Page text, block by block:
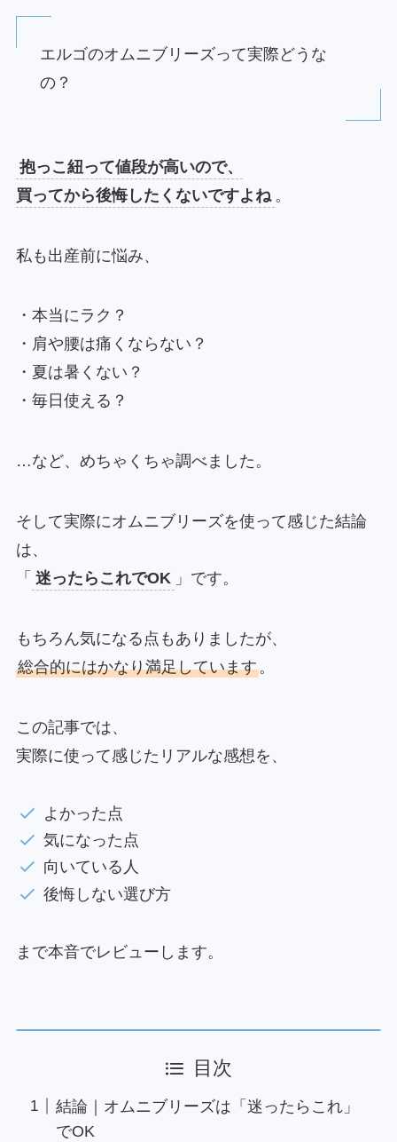
エルゴのオムニブリーズって実際どうな
の？
抱っこ紐って値段が高いので、
買ってから後悔したくないですよね 。
私も出産前に悩み、
・本当にラク？
・肩や腰は痛くならない？
・夏は暑くない？
・毎日使える？
…など、めちゃくちゃ調べました。
そして実際にオムニブリーズを使って感じた結論
は、
「 迷ったらこれでOK 」です。
もちろん気になる点もありましたが、
総合的にはかなり満足しています。
この記事では、
実際に使って感じたリアルな感想を、
よかった点
気になった点
向いている人
後悔しない選び方
まで本音でレビューします。
目次
結論｜オムニブリーズは「迷ったらこれ」
でOK